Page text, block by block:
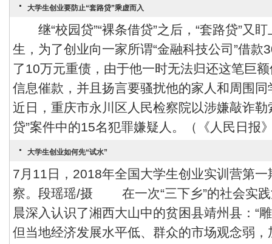
大学生创业要防止“套路贷”乘虚而入
继“校园贷”“裸条借贷”之后，“套路贷”又
生，为了创业向一家所谓“金融科技公司”借
了10万元重债，由于他一时无法归还这笔巨
信息催款，并且扬言要骚扰他的家人和周围
近日，重庆市永川区人民检察院以涉嫌敲诈
贷”案件中的15名犯罪嫌疑人。（《人民日报
大学生创业如何先“试水”
7月11日，2018年全国大学生创业实训营第
察。段瑶瑶/摄 在一次“三下乡”的社会实践
晨深入认识了湘西大山中的贫困县靖州县：“
但当地经济发展水平低、群众的市场观念弱